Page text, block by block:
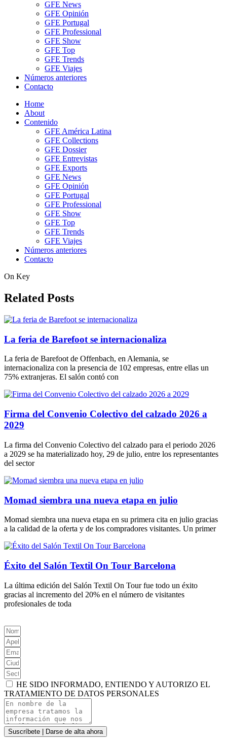
GFE News
GFE Opinión
GFE Portugal
GFE Professional
GFE Show
GFE Top
GFE Trends
GFE Viajes
Números anteriores
Contacto
Home
About
Contenido
GFE América Latina
GFE Collections
GFE Dossier
GFE Entrevistas
GFE Exports
GFE News
GFE Opinión
GFE Portugal
GFE Professional
GFE Show
GFE Top
GFE Trends
GFE Viajes
Números anteriores
Contacto
On Key
Related Posts
La feria de Barefoot se internacionaliza
La feria de Barefoot de Offenbach, en Alemania, se
internacionaliza con la presencia de 102 empresas, entre ellas un
75% extranjeras. El salón contó con
Firma del Convenio Colectivo del calzado 2026 a
2029
La firma del Convenio Colectivo del calzado para el periodo 2026
a 2029 se ha materializado hoy, 29 de julio, entre los representantes
del sector
Momad siembra una nueva etapa en julio
Momad siembra una nueva etapa en su primera cita en julio gracias
a la calidad de la oferta y de los compradores visitantes. Un primer
Éxito del Salón Textil On Tour Barcelona
La última edición del Salón Textil On Tour fue todo un éxito
gracias al incremento del 20% en el número de visitantes
profesionales de toda
HE SIDO INFORMADO, ENTIENDO Y AUTORIZO EL
TRATAMIENTO DE DATOS PERSONALES
Suscríbete | Darse de alta ahora